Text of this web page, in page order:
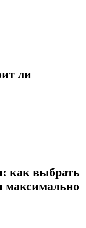
ли
как выбрать
максимально